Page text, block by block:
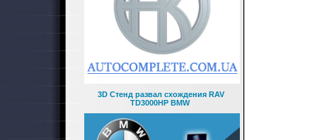
3D Стенд развал схождения RAV
TD3000HP BMW